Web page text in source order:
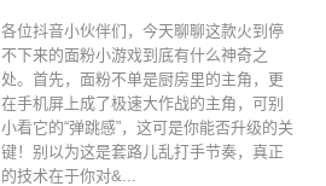
各位抖音小伙伴们，今天聊聊这款火到停
不下来的面粉小游戏到底有什么神奇之
处。首先，面粉不单是厨房里的主角，更
在手机屏上成了极速大作战的主角，可别
小看它的“弹跳感”，这可是你能否升级的关
键！别以为这是套路儿乱打手节奏，真正
的技术在于你对&...